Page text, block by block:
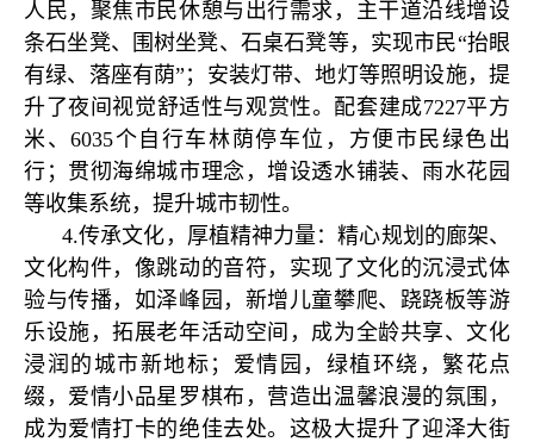
人民，聚焦市民休憩与出行需求，主干道沿线增设
条石坐凳、围树坐凳、石桌石凳等，实现市民“抬眼
有绿、落座有荫”；安装灯带、地灯等照明设施，提
升了夜间视觉舒适性与观赏性。配套建成7227平方
米、6035个自行车林荫停车位，方便市民绿色出
行；贯彻海绵城市理念，增设透水铺装、雨水花园
等收集系统，提升城市韧性。
4.传承文化，厚植精神力量：精心规划的廊架、
文化构件，像跳动的音符，实现了文化的沉浸式体
验与传播，如泽峰园，新增儿童攀爬、跷跷板等游
乐设施，拓展老年活动空间，成为全龄共享、文化
浸润的城市新地标；爱情园，绿植环绕，繁花点
缀，爱情小品星罗棋布，营造出温馨浪漫的氛围，
成为爱情打卡的绝佳去处。这极大提升了迎泽大街